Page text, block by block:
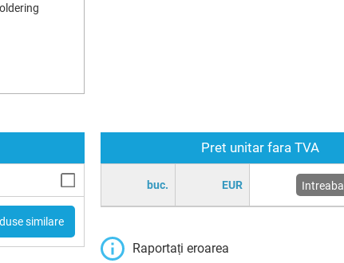
similare
Pret unitar fara TVA
buc. EUR Intreaba
Raportați eroarea